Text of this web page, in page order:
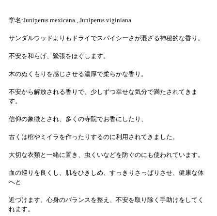
学名:Juniperus mexicana , Juniperus viginiana
サンダルウッドよりもドライでスパイシーさが混ざる神秘的な香り。
不安を和らげ、緊張をほぐします。
木のぬくもりを感じさせる濃厚で柔らかな香り。
不安から解放される香りで、少しずつ幸せな気分で満たされてきま
す。
信仰の象徴とされ、多くの寺院でお香にしたり、
古くは棺やミイラを作ったりするのに利用されてきました。
大切な衣類と一緒に置き、虫くいなどを防ぐのにも使われています。
血の巡りを良くし、肌をひきしめ、すっきりさっぱりさせ、健康な体
へと
近づけます。心身のバランスを整え、不安を取り除く手助けをしてく
れます。